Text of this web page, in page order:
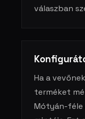
válaszban
Ha a
terméket
Mótyán-féle